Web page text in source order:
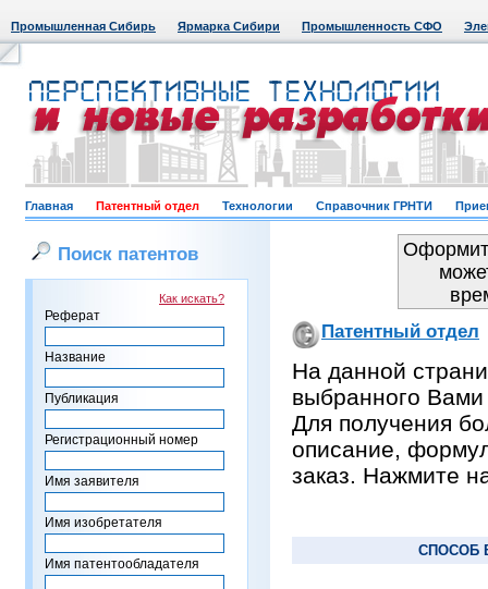
Промышленная Сибирь Ярмарка Сибири Промышленность СФО
Главная Патентный отдел Технологии Справочник ГРНТИ
Поиск патентов
Как искать?
Реферат
Название
Публикация
Регистрационный номер
Имя заявителя
Имя изобретателя
Имя патентообладателя
Патентный отдел
На данной
выбранного Вами
Для получения
описание,
заказ. Нажмите
СПОСОБ